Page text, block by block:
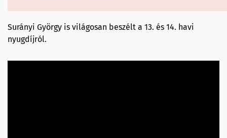
Surányi György is világosan beszélt a 13. és 14. havi
nyugdíjról.